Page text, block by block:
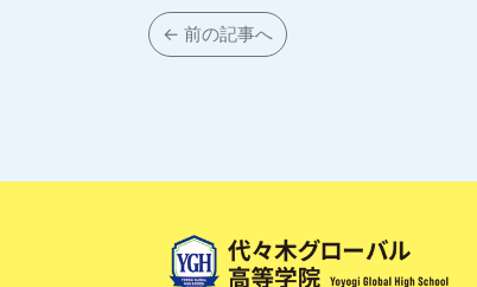
← 前の記事へ